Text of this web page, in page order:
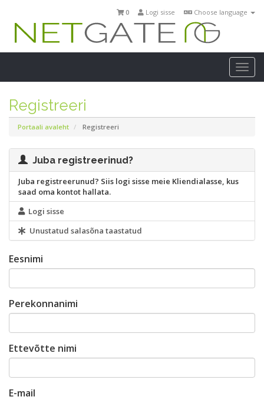
Choose language
Logi sisse
0
Registreeri
Portaali avaleht Registreeri
Juba registreerinud?
Juba registreerunud? Siis logi sisse meie Kliendialasse, kus
saad oma kontot hallata.
Logi sisse
Unustatud salasõna taastatud
Eesnimi
Perekonnanimi
Ettevõtte nimi
E-mail